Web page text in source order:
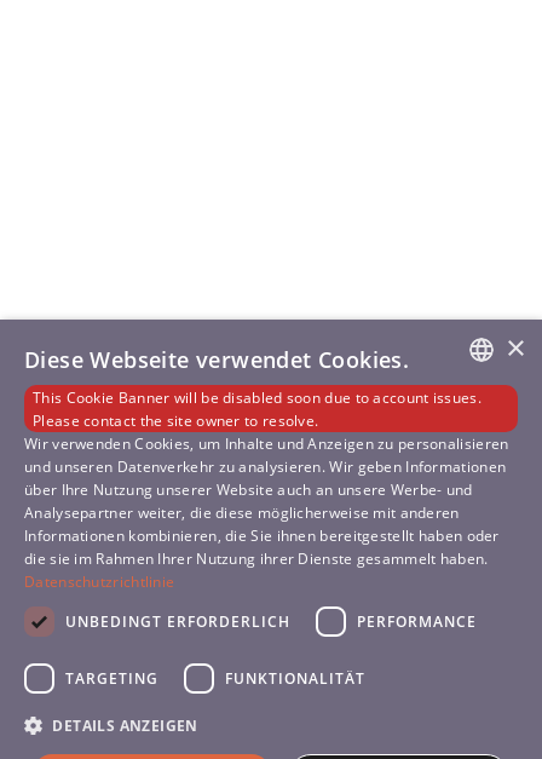
Leistungen
ENGLISH
SLOVENIAN
SPANISH
×
Diese Webseite verwendet Cookies.
This Cookie Banner will be disabled soon due to account issues.
Please contact the site owner to resolve.
Wir verwenden Cookies, um Inhalte und Anzeigen zu personalisieren
und unseren Datenverkehr zu analysieren. Wir geben Informationen
über Ihre Nutzung unserer Website auch an unsere Werbe- und
Analysepartner weiter, die diese möglicherweise mit anderen
Informationen kombinieren, die Sie ihnen bereitgestellt haben oder
die sie im Rahmen Ihrer Nutzung ihrer Dienste gesammelt haben.
Datenschutzrichtlinie
UNBEDINGT ERFORDERLICH
PERFORMANCE
TARGETING FUNKTIONALITÄT
DETAILS ANZEIGEN